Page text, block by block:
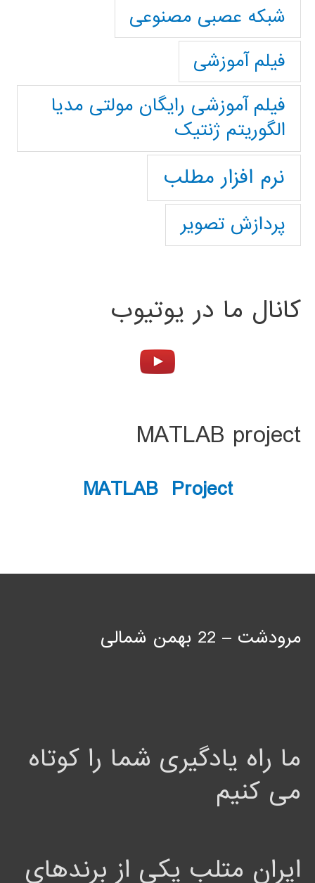
شبکه عصبی مصنوعی
فیلم آموزشی
فیلم آموزشی رایگان مولتی مدیا
الگوریتم ژنتیک
نرم افزار مطلب
پردازش تصویر
کانال ما در یوتیوب
MATLAB project
MATLAB Project
مرودشت – 22 بهمن شمالی
ما راه یادگیری شما را کوتاه
می کنیم
ایران متلب یکی از برندهای